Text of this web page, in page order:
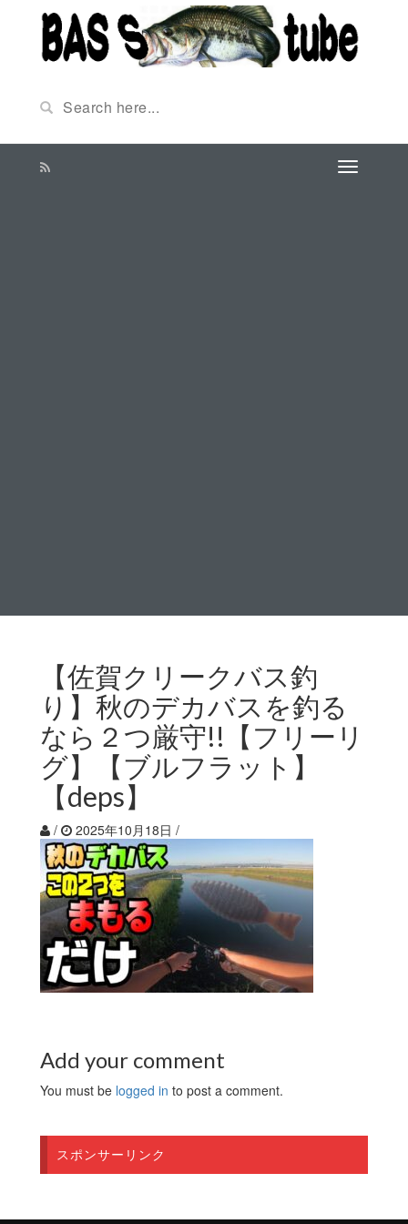
【佐賀クリークバス釣
り】秋のデカバスを釣る
なら２つ厳守!!【フリーリ
グ】【ブルフラット】
【deps】
/ 2025年10月18日 /
Add your comment
You must be logged in to post a comment.
スポンサーリンク